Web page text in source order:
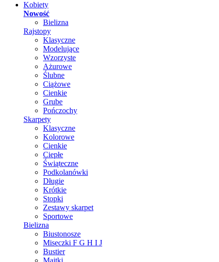
Kobiety
Nowość
Bielizna
Rajstopy
Klasyczne
Modelujące
Wzorzyste
Ażurowe
Ślubne
Ciążowe
Cienkie
Grube
Pończochy
Skarpety
Klasyczne
Kolorowe
Cienkie
Ciepłe
Świąteczne
Podkolanówki
Długie
Krótkie
Stopki
Zestawy skarpet
Sportowe
Bielizna
Biustonosze
Miseczki F G H I J
Bustier
Majtki